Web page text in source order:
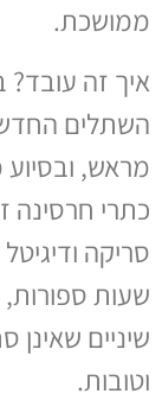
ממושכת.
איך זה
השתלים
מראש, ובסיוע
כתרי חרסינה
סריקה
שעות
שיניים
וטובות.